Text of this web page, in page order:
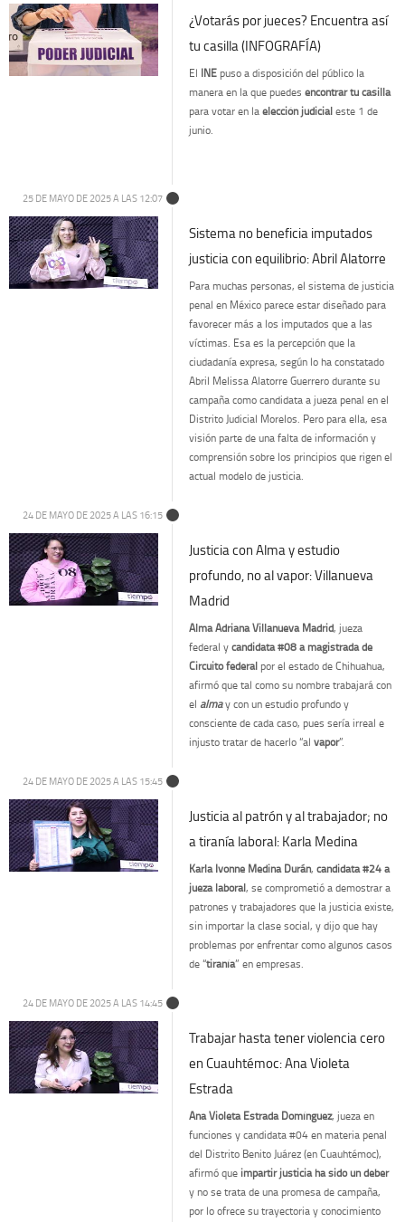
¿Votarás por jueces? Encuentra así
tu casilla (INFOGRAFÍA)
El INE puso a disposición del público la
manera en la que puedes encontrar tu casilla
para votar en laelección judicialeste 1 de
junio.
25 DE MAYO DE 2025 A LAS 12:07
Sistema no beneficia imputados
justicia con equilibrio: Abril Alatorre
Para muchas personas, el sistema de justicia
penal en México parece estar diseñado para
favorecer más a los imputados que a las
víctimas. Esa es la percepción que la
ciudadanía expresa, según lo ha constatado
Abril Melissa Alatorre Guerrero durante su
campaña como candidata a jueza penal en el
Distrito Judicial Morelos. Pero para ella, esa
visión parte de una falta de información y
comprensión sobre los principios que rigen el
actual modelo de justicia.
24 DE MAYO DE 2025 A LAS 16:15
Justicia con Alma y estudio
profundo, no al vapor: Villanueva
Madrid
Alma Adriana Villanueva Madrid, jueza
federal ycandidata #08 a magistrada de
Circuito federal por el estado de Chihuahua,
afirmó que tal como su nombre trabajará con
el almay con un estudio profundo y
consciente de cada caso, pues sería irreal e
injusto tratar de hacerlo “al vapor”.
24 DE MAYO DE 2025 A LAS 15:45
Justicia al patrón y al trabajador; no
a tiranía laboral: Karla Medina
Karla Ivonne Medina Durán, candidata #24 a
jueza laboral, se comprometió a demostrar a
patrones y trabajadores que la justicia existe,
sin importar la clase social, y dijo que hay
problemas por enfrentar como algunos casos
de “tiranía” en empresas.
24 DE MAYO DE 2025 A LAS 14:45
Trabajar hasta tener violencia cero
en Cuauhtémoc: Ana Violeta
Estrada
Ana Violeta Estrada Domínguez, jueza en
funciones y candidata #04 en materia penal
del Distrito Benito Juárez (en Cuauhtémoc),
afirmó que impartir justicia ha sido un deber
y no se trata de una promesa de campaña,
por lo ofrece su trayectoria y conocimiento